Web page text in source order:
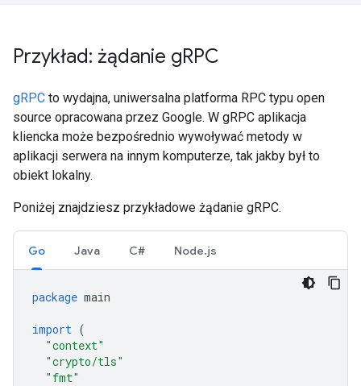
Przykład: żądanie gRPC
gRPC to wydajna, uniwersalna platforma RPC typu open
source opracowana przez Google. W gRPC aplikacja
kliencka może bezpośrednio wywoływać metody w
aplikacji serwera na innym komputerze, tak jakby był to
obiekt lokalny.
Poniżej znajdziesz przykładowe żądanie gRPC.
Go Java C# Node.js
package main
import (
"context"
"crypto/tls"
"fmt"